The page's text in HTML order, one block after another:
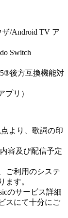
/Android TV ア
Switch
後方互換機能対
プリ）
より、歌詞の印
容及び配信予定
ご利用のシステ
ます。
のサービス詳細
スにて十分にご